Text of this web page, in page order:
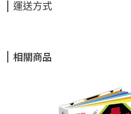
運送方式
相關商品